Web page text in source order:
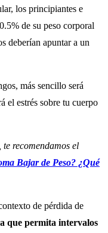
los principiantes e
de su peso corporal
deberían apuntar a un
más sencillo será
el estrés sobre tu cuerpo
te recomendamos el
Bajar de Peso? ¿Qué
de pérdida de
que permita intervalos